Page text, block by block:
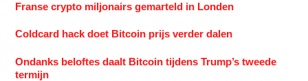
Franse crypto miljonairs gemarteld in Londen
Coldcard hack doet Bitcoin prijs verder dalen
Ondanks beloftes daalt Bitcoin tijdens Trump’s tweede
termijn